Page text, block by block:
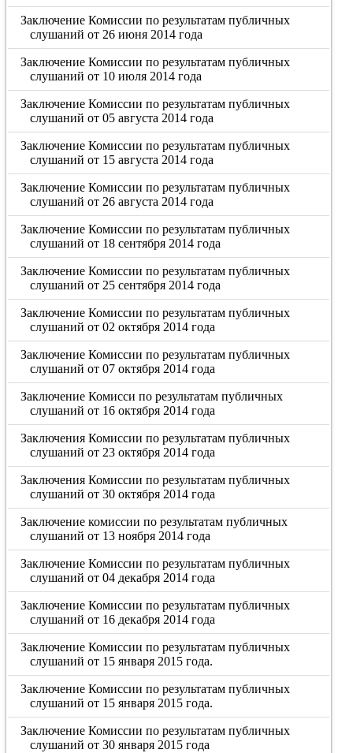
Заключение Комиссии по результатам публичных
слушаний от 26 июня 2014 года
Заключение Комиссии по результатам публичных
слушаний от 10 июля 2014 года
Заключение Комиссии по результатам публичных
слушаний от 05 августа 2014 года
Заключение Комиссии по результатам публичных
слушаний от 15 августа 2014 года
Заключение Комиссии по результатам публичных
слушаний от 26 августа 2014 года
Заключение Комиссии по результатам публичных
слушаний от 18 сентября 2014 года
Заключение Комиссии по результатам публичных
слушаний от 25 сентября 2014 года
Заключение Комиссии по результатам публичных
слушаний от 02 октября 2014 года
Заключение Комиссии по результатам публичных
слушаний от 07 октября 2014 года
Заключение Комисси по результатам публичных
слушаний от 16 октября 2014 года
Заключения Комиссии по результатам публичных
слушаний от 23 октября 2014 года
Заключения Комиссии по результатам публичных
слушаний от 30 октября 2014 года
Заключение комиссии по результатам публичных
слушаний от 13 ноября 2014 года
Заключение Комиссии по результатам публичных
слушаний от 04 декабря 2014 года
Заключение Комиссии по результатам публичных
слушаний от 16 декабря 2014 года
Заключение Комиссии по результатам публичных
слушаний от 15 января 2015 года.
Заключение Комиссии по результатам публичных
слушаний от 15 января 2015 года.
Заключение Комиссии по результатам публичных
слушаний от 30 января 2015 года